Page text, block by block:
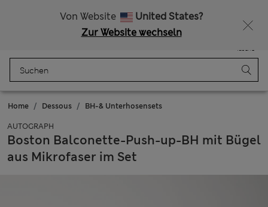
Von Website
United States?
Zur Website wechseln
Tasche
Home Dessous BH-& Unterhosensets
AUTOGRAPH
Boston Balconette-Push-up-BH mit Bügel
aus Mikrofaser im Set